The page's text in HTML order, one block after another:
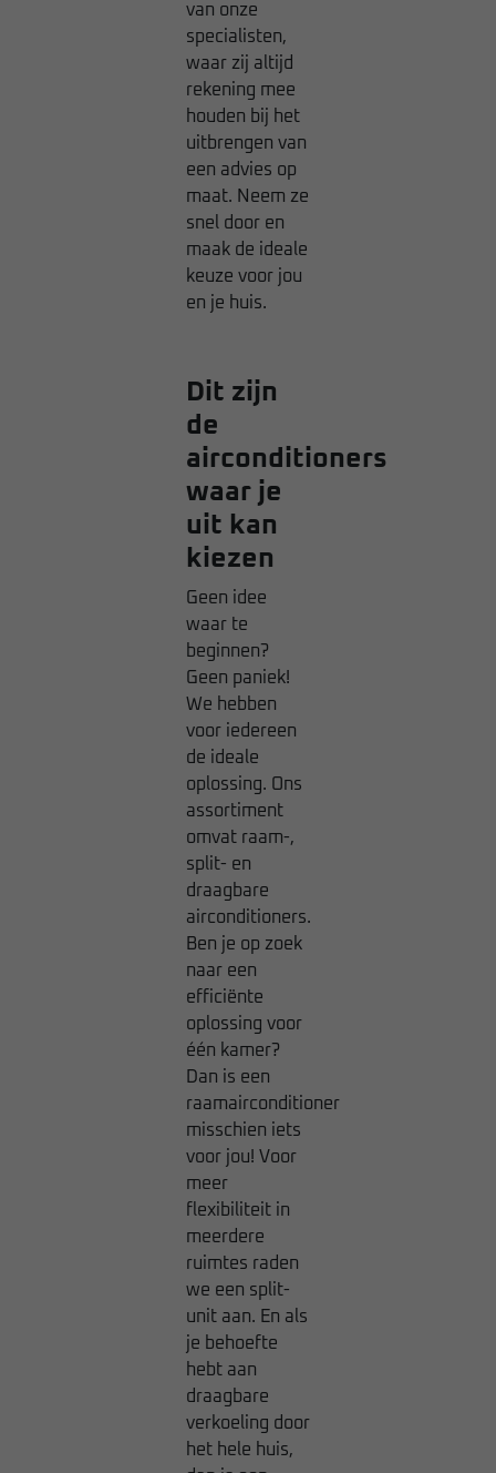
van onze
specialisten,
waar zij altijd
rekening mee
houden bij het
uitbrengen van
een advies op
maat. Neem ze
snel door en
maak de ideale
keuze voor jou
en je huis.
Dit zijn
de
airconditioners
waar je
uit kan
kiezen
Geen idee
waar te
beginnen?
Geen paniek!
We hebben
voor iedereen
de ideale
oplossing. Ons
assortiment
omvat raam-,
split- en
draagbare
airconditioners.
Ben je op zoek
naar een
efficiënte
oplossing voor
één kamer?
Dan is een
raamairconditioner
misschien iets
voor jou! Voor
meer
flexibiliteit in
meerdere
ruimtes raden
we een split-
unit aan. En als
je behoefte
hebt aan
draagbare
verkoeling door
het hele huis,